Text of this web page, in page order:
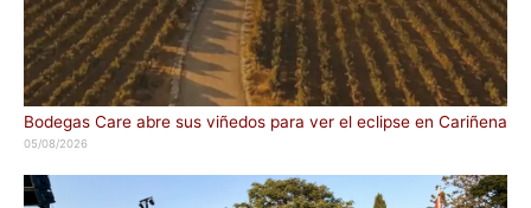
Bodegas Care abre sus viñedos para ver el eclipse en Cariñena
05/08/2026